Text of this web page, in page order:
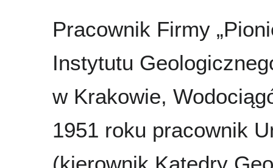
Pracownik Firmy
Instytutu
w Krakowie,
1951 roku pracownik